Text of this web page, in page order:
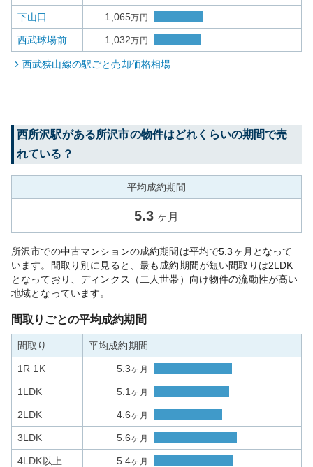
下山口 1,065万円
西武球場前 1,032万円
西武狭山線の駅ごと売却価格相場
西所沢駅がある所沢市の物件はどれくらいの期間で売
れている？
平均成約期間
5.3 ヶ月
所沢市での中古マンションの成約期間は平均で5.3ヶ月となって
います。間取り別に見ると、最も成約期間が短い間取りは2LDK
となっており、ディンクス（二人世帯）向け物件の流動性が高い
地域となっています。
間取りごとの平均成約期間
間取り 平均成約期間
1R 1K 5.3ヶ月
1LDK 5.1 ヶ月
2LDK 4.6ヶ月
3LDK 5.6ヶ月
4LDK以上 5.4ヶ月